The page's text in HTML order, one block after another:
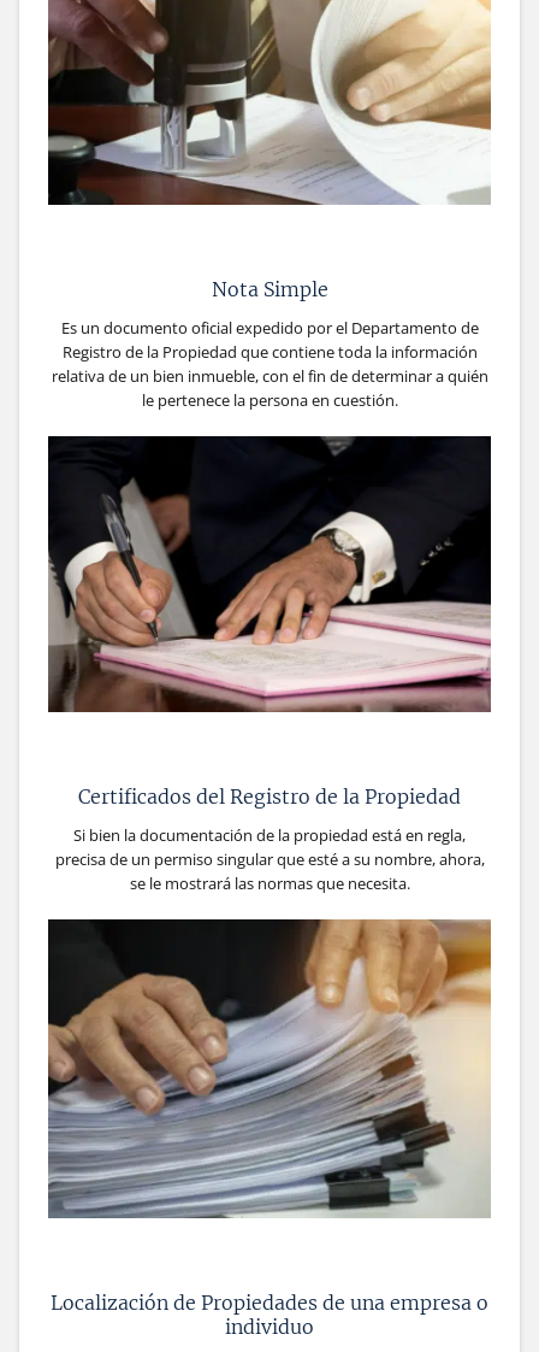
Nota Simple
Es un documento oficial expedido por el Departamento de
Registro de la Propiedad que contiene toda la información
relativa de un bien inmueble, con el fin de determinar a quién
le pertenece la persona en cuestión.
Certificados del Registro de la Propiedad
Si bien la documentación de la propiedad está en regla,
precisa de un permiso singular que esté a su nombre, ahora,
se le mostrará las normas que necesita.
Localización de Propiedades de una empresa o
individuo